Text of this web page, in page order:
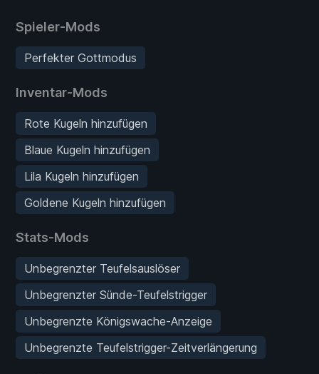
Spieler-Mods
Perfekter Gottmodus
Inventar-Mods
Rote Kugeln hinzufügen
Blaue Kugeln hinzufügen
Lila Kugeln hinzufügen
Goldene Kugeln hinzufügen
Stats-Mods
Unbegrenzter Teufelsauslöser
Unbegrenzter Sünde-Teufelstrigger
Unbegrenzte Königswache-Anzeige
Unbegrenzte Teufelstrigger-Zeitverlängerung